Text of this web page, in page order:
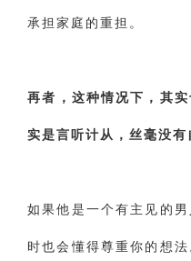
承担家庭的重担。
再者，这种情况下，其
实是言听计从，丝毫没有
如果他是一个有主见的
时也会懂得尊重你的想